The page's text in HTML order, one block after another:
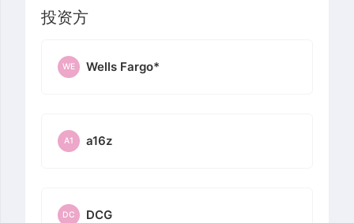
投资方
WE Wells Fargo*
A1 a16z
DC DCG